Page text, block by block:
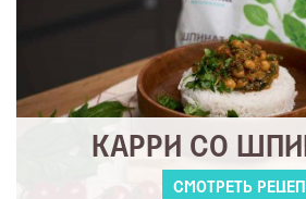
КАРРИ СО
СМОТРЕТЬ